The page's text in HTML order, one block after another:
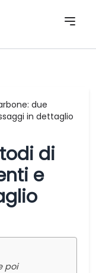
due
in dettaglio
di
e
poi